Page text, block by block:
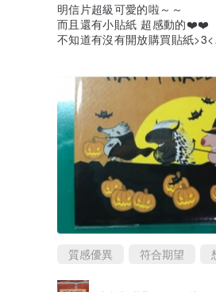
明信片超級可愛的啦～～
而且還有小貼紙 超感動的❤️❤️
不知道有沒有開放購買貼紙>3<
質感優異 符合期望